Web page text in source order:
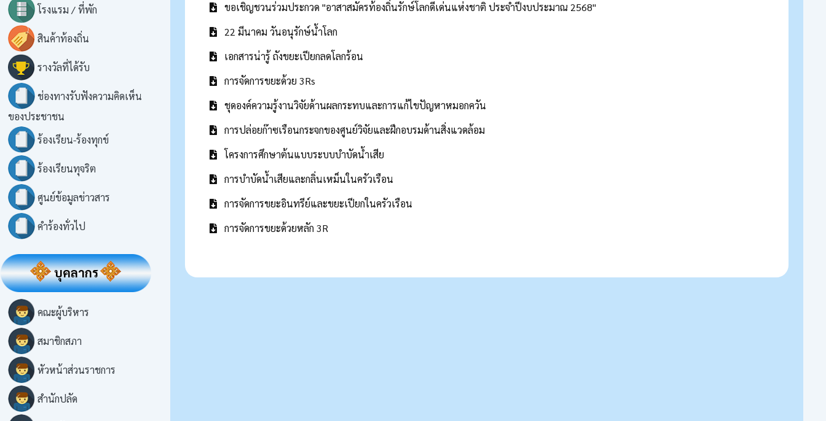
โรงแรม / ที่พัก
สินค้าท้องถิ่น
รางวัลที่ได้รับ
ช่องทางรับฟังความคิดเห็น
ของประชาชน
ร้องเรียน-ร้องทุกข์
ร้องเรียนทุจริต
ศูนย์ข้อมูลข่าวสาร
คำร้องทั่วไป
บุคลากร
คณะผู้บริหาร
สมาชิกสภา
หัวหน้าส่วนราชการ
สำนักปลัด
ขอเชิญชวนร่วมประกวด "อาสาสมัครท้องถิ่นรักษ์โลกดีเด่นแห่งชาติ ประจำปีงบประมาณ 2568"
22 มีนาคม วันอนุรักษ์น้ำโลก
เอกสารน่ารู้ ถังขยะเปียกลดโลกร้อน
การจัดการขยะด้วย 3Rs
ชุดองค์ความรู้งานวิจัยด้านผลกระทบและการแก้ไขปัญหาหมอกควัน
การปล่อยก๊าซเรือนกระจกของศูนย์วิจัยและฝึกอบรมด้านสิ่งแวดล้อม
โครงการศึกษาต้นแบบระบบบำบัดน้ำเสีย
การบำบัดน้ำเสียและกลิ่นเหม็นในครัวเรือน
การจัดการขยะอินทรีย์และขยะเปียกในครัวเรือน
การจัดการขยะด้วยหลัก 3R